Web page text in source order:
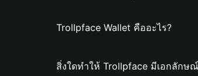
Trollpface Wallet คืออะไร?
สิ่งใดทำให้ Trollpface มีเอกลักษ